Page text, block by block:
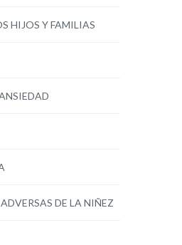
HIJOS Y FAMILIAS
DE LA NIÑEZ